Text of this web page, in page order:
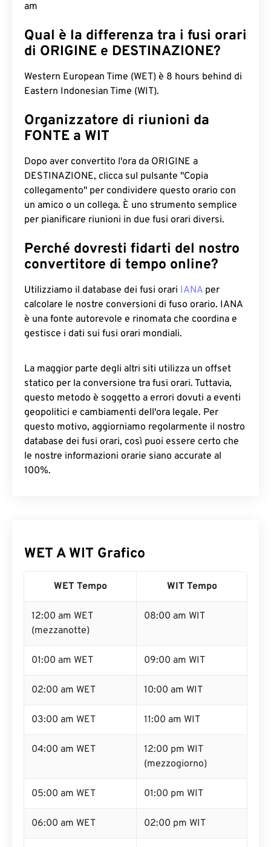
am
Qual è la differenza tra i fusi orari
di ORIGINE e DESTINAZIONE?
Western European Time (WET) è 8 hours behind di
Eastern Indonesian Time (WIT).
Organizzatore di riunioni da
FONTE a WIT
Dopo aver convertito l'ora da ORIGINE a
DESTINAZIONE, clicca sul pulsante "Copia
collegamento" per condividere questo orario con
un amico o un collega. È uno strumento semplice
per pianificare riunioni in due fusi orari diversi.
Perché dovresti fidarti del nostro
convertitore di tempo online?
Utilizziamo il database dei fusi orari IANA per
calcolare le nostre conversioni di fuso orario. IANA
è una fonte autorevole e rinomata che coordina e
gestisce i dati sui fusi orari mondiali.
La maggior parte degli altri siti utilizza un offset
statico per la conversione tra fusi orari. Tuttavia,
questo metodo è soggetto a errori dovuti a eventi
geopolitici e cambiamenti dell'ora legale. Per
questo motivo, aggiorniamo regolarmente il nostro
database dei fusi orari, così puoi essere certo che
le nostre informazioni orarie siano accurate al
100%.
WET A WIT Grafico
WET Tempo WIT Tempo
12:00 am WET
(mezzanotte)
08:00 am WIT
01:00 am WET 09:00 am WIT
02:00 am WET 10:00 am WIT
03:00 am WET 11:00 am WIT
04:00 am WET
12:00 pm WIT
(mezzogiorno)
05:00 am WET 01:00 pm WIT
06:00 am WET 02:00 pm WIT